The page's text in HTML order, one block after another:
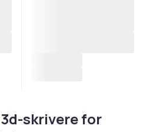
skrivere for